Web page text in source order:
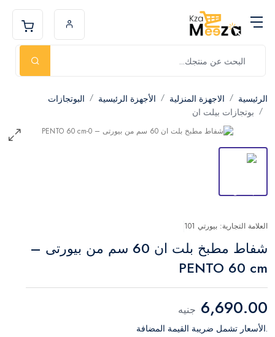
الرئيسية الاجهزة المنزلية الأجهزة الرئيسية
البوتجازات
بوتجازات بيلت ان
العلامة التجارية: بيورتي 101
شفاط مطبخ بلت ان 60 سم من بيورتى –
PENTO 60 cm
6,690.00 جنيه
.الأسعار تشمل ضريبة القيمة المضافة